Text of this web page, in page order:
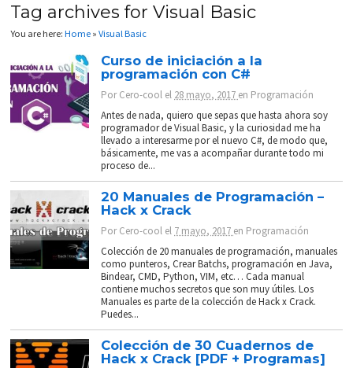
Tag archives for Visual Basic
You are here:Home »Visual Basic
Curso de iniciación a la
programación con C#
PorCero-cool el 28 mayo, 2017 en Programación
Antes de nada, quiero que sepas que hasta ahora soy
programador de Visual Basic, y la curiosidad me ha
llevado a interesarme por el nuevo C#, de modo que,
básicamente, me vas a acompañar durante todo mi
proceso de...
20 Manuales de Programación –
Hack x Crack
PorCero-cool el 7 mayo, 2017 en Programación
Colección de 20 manuales de programación, manuales
como punteros, Crear Batchs, programación en Java,
Bindear, CMD, Python, VIM, etc… Cada manual
contiene muchos secretos que son muy útiles. Los
Manuales es parte de la colección de Hack x Crack.
Puedes...
Colección de 30 Cuadernos de
Hack x Crack [PDF + Programas]